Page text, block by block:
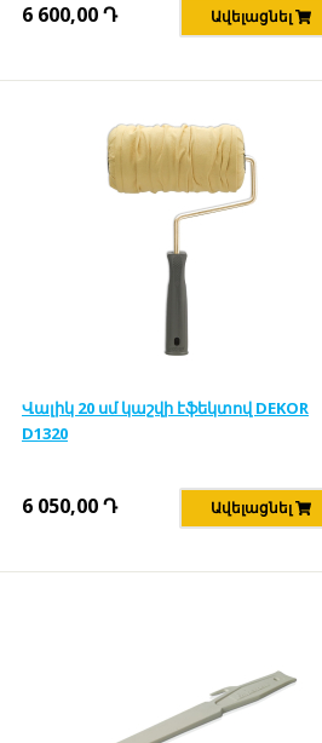
6 600,00Դ Ավելացնել
Վալիկ 20 սմ կաշվի էֆեկտով DEKOR
D1320
6 050,00Դ Ավելացնել